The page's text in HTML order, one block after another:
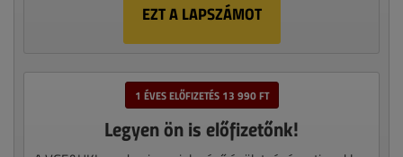
EZT A LAPSZÁMOT
1 ÉVES ELŐFIZETÉS 13 990 FT
Legyen ön is előfizetőnk!